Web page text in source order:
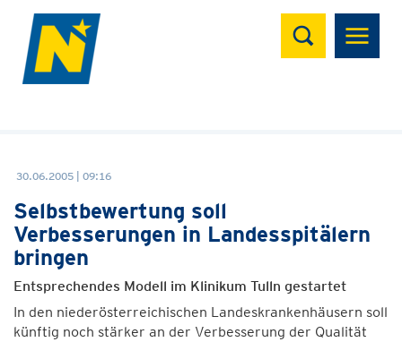
Suchen
30.06.2005 | 09:16
Selbstbewertung soll
Verbesserungen in Landesspitälern
bringen
Entsprechendes Modell im Klinikum Tulln gestartet
In den niederösterreichischen Landeskrankenhäusern soll
künftig noch stärker an der Verbesserung der Qualität